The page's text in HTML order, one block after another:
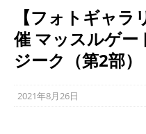
【フォトギャ
催 マッスルゲー
ジーク（第2部）
2021年8月26日